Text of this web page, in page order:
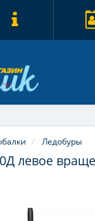
Ледобуры
левое